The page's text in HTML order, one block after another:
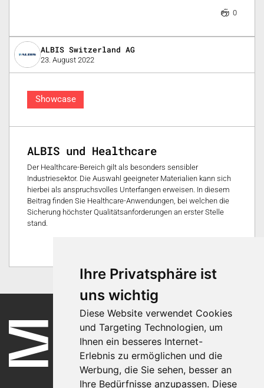
Ihre Privatsphäre ist
uns wichtig
Diese Website verwendet Cookies
und Targeting Technologien, um
Ihnen ein besseres Internet-
Erlebnis zu ermöglichen und die
Werbung, die Sie sehen, besser an
Ihre Bedürfnisse anzupassen. Diese
0
ALBIS Switzerland AG
23. August 2022
Showcase
ALBIS und Healthcare
Der Healthcare-Bereich gilt als besonders sensibler
Industriesektor. Die Auswahl geeigneter Materialien kann sich
hierbei als anspruchsvolles Unterfangen erweisen. In diesem
Beitrag finden Sie Healthcare-Anwendungen, bei welchen die
Sicherung höchster Qualitätsanforderungen an erster Stelle
stand.